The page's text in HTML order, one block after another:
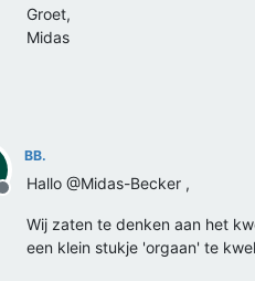
Groet,
Midas
Offline
BB.
Hallo @Midas-Becker ,
Wij zaten te denken aan het
een klein stukje 'orgaan' te